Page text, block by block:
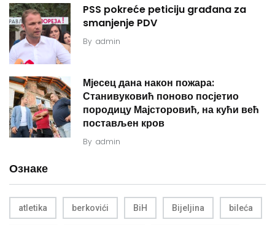
PSS pokreće peticiju građana za
smanjenje PDV
By admin
Мјесец дана након пожара:
Станивуковић поново посјетио
породицу Мајсторовић, на кући већ
постављен кров
By admin
Ознаке
atletika berkovići BiH Bijeljina bileća